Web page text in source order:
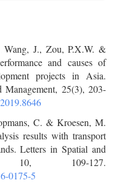
J., Zou, P.X.W. &
and causes of
projects in Asia.
25(3), 203-
C. & Kroesen, M.
results with transport
Letters in Spatial and
10, 109-127.
0175-5